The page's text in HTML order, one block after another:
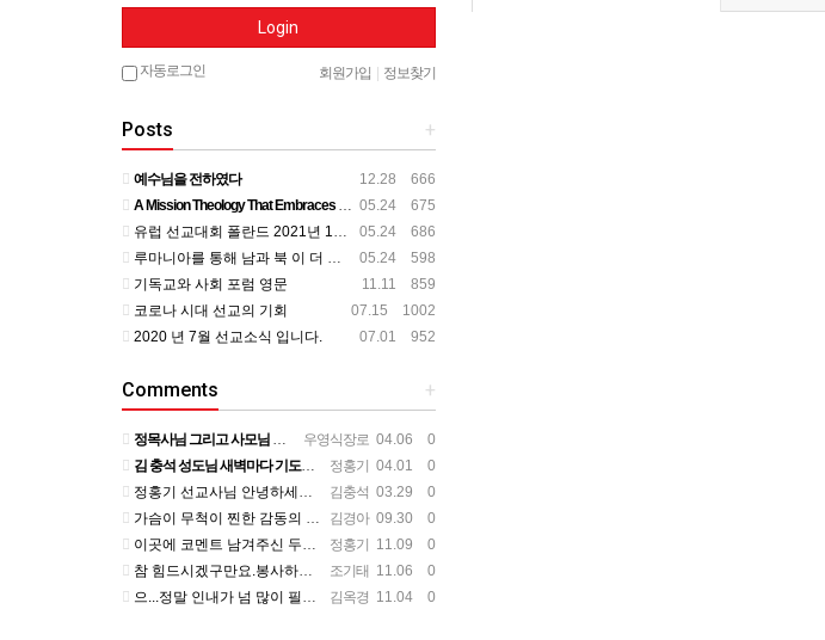
Login
자동로그인 회원가입 정보찾기
+
Posts
12.28 666
예수님을 전하였다
05.24 675
A Mission Theology That Embraces All Aspects of Human Life
05.24 686
유럽 선교대회 폴란드 2021년 11월
05.24 598
루마니아를 통해 남과 북 이 더 가까이
11.11 859
기독교와 사회 포럼 영문
07.15 1002
코로나 시대 선교의 기회
07.01 952
2020 년 7월 선교소식 입니다.
+
Comments
우영식장로 04.06 0
정목사님 그리고 사모님 뵌지가 벌써 2년정도 되는것 같습니다. 그동안도 주님 크신 사랑안에서 평안하시리라 믿…
정홍기 04.01 0
김 충석 성도님 새벽마다 기도하신 다는 소식에 큰 위로를 받습니다. 주님께 대한 사랑이라 생각 됩니다. 주님…
김충석 03.29 0
정홍기 선교사님 안녕하세요? 저는 수영로교회를 섬기는 김충석성도입니다. 국민은행에 근무하고 있구요. 지난번 …
김경아 09.30 0
가슴이 무척이 찐한 감동의 편지를 읽었습니다. 너무나 서로의 변함 없는 사랑을 본 받길 원합니다. 정말 예전…
정홍기 11.09 0
이곳에 코멘트 남겨주신 두분이 보고 싶군요. 일일히 소식 전하지 못함을 죄송하개 생각합니다.
조기태 11.06 0
참 힘드시겠구만요.봉사하는 맴버가 욕심을 부린다는거....언제나 그 마음이 변할려나.... 정말 스트레스 많…
김옥경 11.04 0
으...정말 인내가 넘 많이 필요하시겠어요... 들어와 보니 넘 좋은데...선교사님 옆에서 얘기 듣고 있는거…